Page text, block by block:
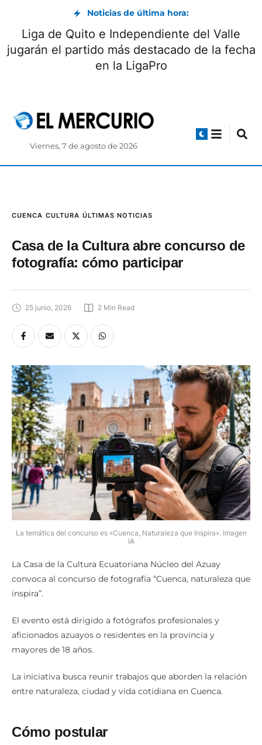
Noticias de última hora:
Liga de Quito e Independiente del Valle
jugarán el partido más destacado de la fecha
en la LigaPro
Viernes, 7 de agosto de 2026
CUENCA CULTURA ÚLTIMAS NOTICIAS
Casa de la Cultura abre concurso de
fotografía: cómo participar
25 junio, 2026 2 Min Read
La temática del concurso es «Cuenca, Naturaleza que Inspira». Imagen
IA
La Casa de la Cultura Ecuatoriana Núcleo del Azuay
convoca al concurso de fotografía “Cuenca, naturaleza que
inspira”.
El evento está dirigido a fotógrafos profesionales y
aficionados azuayos o residentes en la provincia y
mayores de 18 años.
La iniciativa busca reunir trabajos que aborden la relación
entre naturaleza, ciudad y vida cotidiana en Cuenca.
Cómo postular